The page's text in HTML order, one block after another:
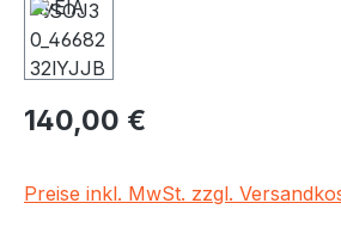
Regulärer Preis:
140,00 €
Preise inkl. MwSt. zzgl.